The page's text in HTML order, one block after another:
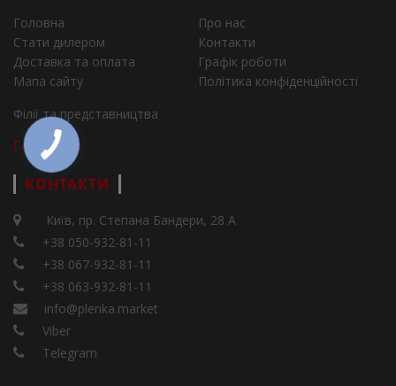
Головна
Про нас
Стати дилером
Контакти
Доставка та оплата
Графік роботи
Мапа сайту
Політика конфіденційності
Філії та представництва
Города
КОНТАКТИ
Київ, пр. Степана Бандери, 28 А
+38 050-932-81-11
+38 067-932-81-11
+38 063-932-81-11
info@plenka.market
Viber
Telegram